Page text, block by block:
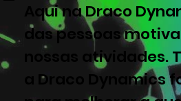
Aqui na Draco
das pessoas
nossas atividades.
a Draco Dynamics